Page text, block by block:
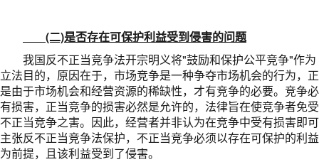
(二)是否存在可保护利益受到侵害的问题
我国反不正当竞争法开宗明义将"鼓励和保护公平竞争"作为
立法目的，原因在于，市场竞争是一种争夺市场机会的行为，正
是由于市场机会和经营资源的稀缺性，才有竞争的必要。竞争必
有损害，正当竞争的损害必然是允许的，法律旨在使竞争者免受
不正当竞争之害。因此，经营者并非认为在竞争中受有损害即可
主张反不正当竞争法保护，不正当竞争必须以存在可保护的利益
为前提，且该利益受到了侵害。